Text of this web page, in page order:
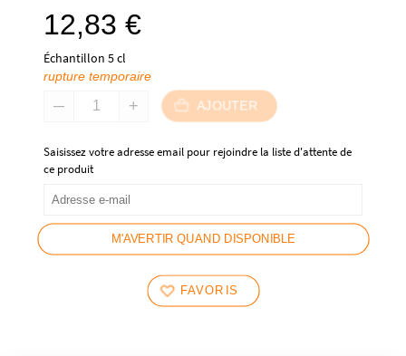
12,83 €
Échantillon 5 cl
rupture temporaire
AJOUTER
Saisissez votre adresse email pour rejoindre la liste d'attente de
ce produit
M'AVERTIR QUAND DISPONIBLE
FAVORIS